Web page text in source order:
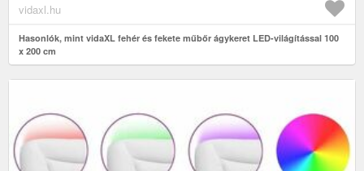
vidaxl.hu
Hasonlók, mint vidaXL fehér és fekete műbőr ágykeret LED-világítással 100
x 200 cm